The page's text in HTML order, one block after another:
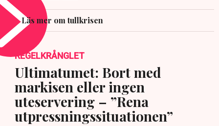
Läs mer om tullkrisen
REGELKRÅNGLET
Ultimatumet: Bort med
markisen eller ingen
uteservering – ”Rena
utpressningssituationen”